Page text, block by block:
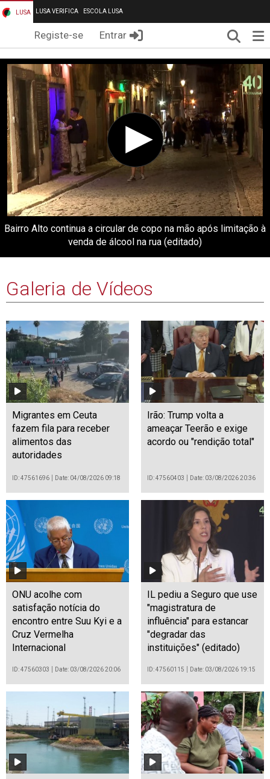
LUSA LUSA VERIFICA ESCOLA LUSA
Registe-se Entrar
Bairro Alto continua a circular de copo na mão após limitação à
venda de álcool na rua (editado)
Galeria de Vídeos
Migrantes em Ceuta
fazem fila para receber
alimentos das
autoridades
ID: 47561696 Date: 04/08/2026 09:18
Irão: Trump volta a
ameaçar Teerão e exige
acordo ou "rendição total"
ID: 47560403 Date: 03/08/2026 20:36
ONU acolhe com
satisfação notícia do
encontro entre Suu Kyi e a
Cruz Vermelha
Internacional
ID: 47560303 Date: 03/08/2026 20:06
IL pediu a Seguro que use
"magistratura de
influência" para estancar
"degradar das
instituições" (editado)
ID: 47560115 Date: 03/08/2026 19:15